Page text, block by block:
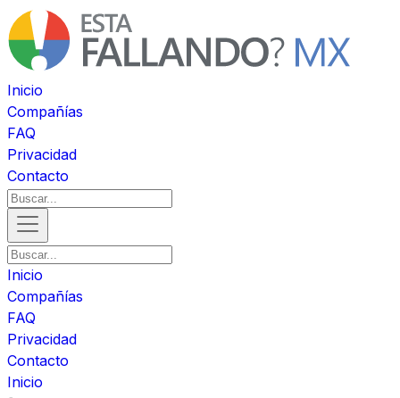
Inicio
Compañías
FAQ
Privacidad
Contacto
Inicio
Compañías
FAQ
Privacidad
Contacto
Inicio